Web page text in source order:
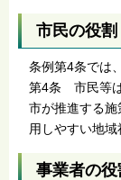
市民の役割
条例第4条では
第4条 市民等は
市が推進する
用しやすい地域
事業者の役